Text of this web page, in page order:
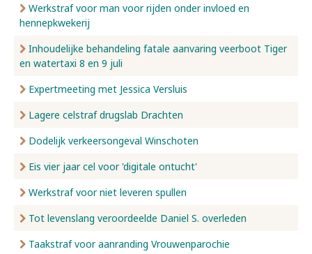
Werkstraf voor man voor rijden onder invloed en
hennepkwekerij
Inhoudelijke behandeling fatale aanvaring veerboot Tiger
en watertaxi 8 en 9 juli
Expertmeeting met Jessica Versluis
Lagere celstraf drugslab Drachten
Dodelijk verkeersongeval Winschoten
Eis vier jaar cel voor 'digitale ontucht'
Werkstraf voor niet leveren spullen
Tot levenslang veroordeelde Daniel S. overleden
Taakstraf voor aanranding Vrouwenparochie